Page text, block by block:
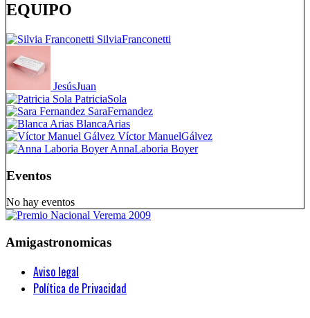
EQUIPO
SilviaFranconetti
JesúsJuan
PatriciaSola
SaraFernandez
BlancaArias
Víctor ManuelGálvez
AnnaLaboria Boyer
Eventos
No hay eventos
Amigastronomicas
Aviso legal
Política de Privacidad